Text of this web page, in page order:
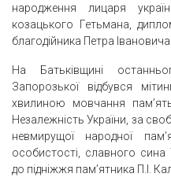
народження лицаря
козацького Гетьмана,
благодійника Петра
На Батьківщині
Запорозької відбувся
хвилиною мовчання
Незалежність України, за
невмирущої народної
особистості, славного сина
до підніжжя пам’ятника П.І.